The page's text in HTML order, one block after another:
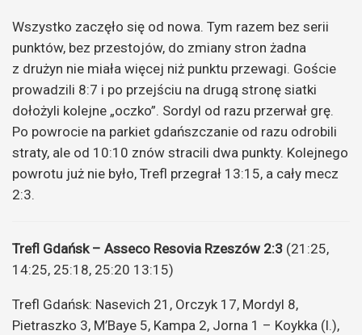
Wszystko zaczęło się od nowa. Tym razem bez serii
punktów, bez przestojów, do zmiany stron żadna
z drużyn nie miała więcej niż punktu przewagi. Goście
prowadzili 8:7 i po przejściu na drugą stronę siatki
dołożyli kolejne „oczko”. Sordyl od razu przerwał grę.
Po powrocie na parkiet gdańszczanie od razu odrobili
straty, ale od 10:10 znów stracili dwa punkty. Kolejnego
powrotu już nie było, Trefl przegrał 13:15, a cały mecz
2:3.
Trefl Gdańsk – Asseco Resovia Rzeszów 2:3 (21:25,
14:25, 25:18, 25:20 13:15)
Trefl Gdańsk: Nasevich 21, Orczyk 17, Mordyl 8,
Pietraszko 3, M’Baye 5, Kampa 2, Jorna 1 – Koykka (l.),